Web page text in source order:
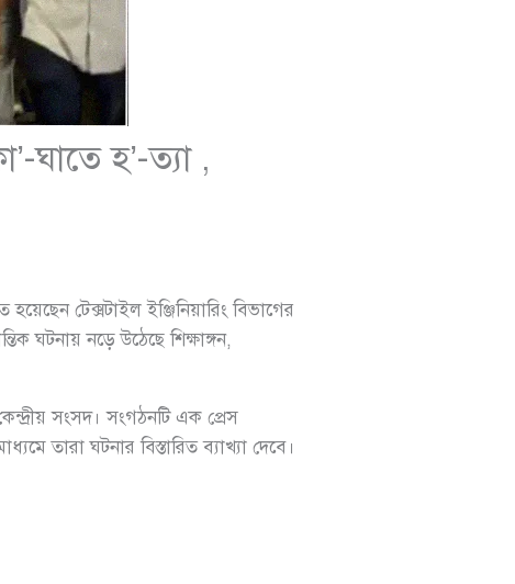
ঘাতে হ’-ত্যা ,
টেক্সটাইল ইঞ্জিনিয়ারিং বিভাগের
ঘটনায় নড়ে উঠেছে শিক্ষাঙ্গন,
সংসদ। সংগঠনটি এক প্রেস
তারা ঘটনার বিস্তারিত ব্যাখ্যা দেবে।